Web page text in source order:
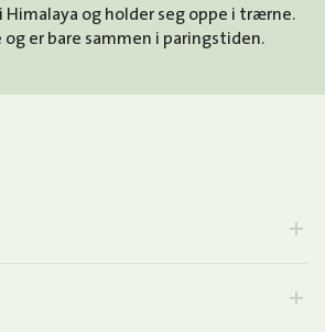
Himalaya og holder seg oppe i trærne.
og er bare sammen i paringstiden.